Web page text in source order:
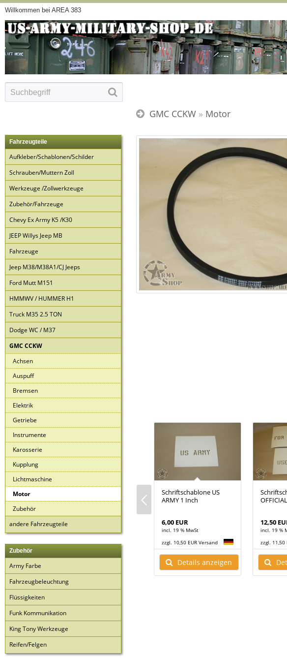
Willkommen bei AREA 383
GMC CCKW » Motor
Fahrzeugteile
Aufkleber/Schablonen/Schilder
Schrauben/Muttern Zoll
Werkzeuge /Zollwerkzeuge
Zubehör/Fahrzeuge
Chevy Ex Army K5 /K30
JEEP Willys Jeep MB
Fahrzeuge
Jeep M38/M38A1/CJ Jeeps
Ford Mutt M151
HMMWV / HUMMER H1
Truck M35 2.5 TON
Dodge WC / M37
GMC CCKW
Achsen
Auspuff
Bremsen
Elektrik
Getriebe
Instrumente
Karosserie
Kupplung
Lichtmaschine
Motor
Zubehör
andere Fahrzeugteile
Zubehör
Army Farbe
Fahrzeugbeleuchtung
Flüssigkeiten
Funk Kommunikation
King Tony Werkzeuge
Reifen/Felgen
Motor
SET
Versand
anzeigen
352 / GMC 353
155,00 EUR
zzgl. 10,50 EUR Versand
Details anzeigen
Schriftschablone US
ARMY 1 Inch
6,00 EUR
incl. 19 % MwSt
zzgl. 10,50 EUR Versand
Details anzeigen
12,50
incl. 19 %
zzgl. 11,50